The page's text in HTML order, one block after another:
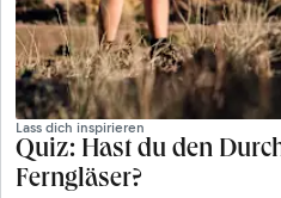
Lass dich inspirieren
Quiz: Hast du den
Ferngläser?